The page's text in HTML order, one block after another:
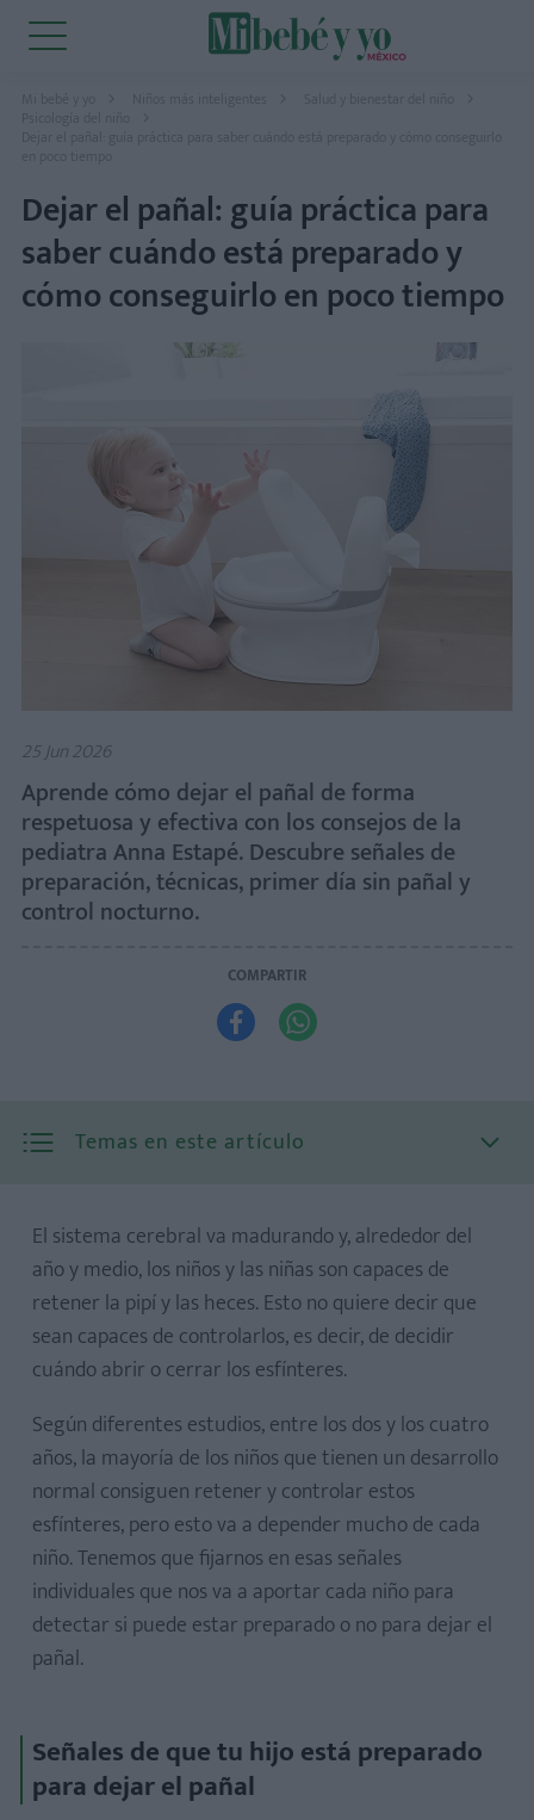
Mi bebé y yo Niños más inteligentes
Salud y bienestar del niño
Psicología del niño
Dejar el pañal: guía práctica para saber cuándo está preparado y cómo conseguirlo
en poco tiempo
Dejar el pañal: guía práctica para
saber cuándo está preparado y
cómo conseguirlo en poco tiempo
25 Jun 2026
Aprende cómo dejar el pañal de forma
respetuosa y efectiva con los consejos de la
pediatra Anna Estapé. Descubre señales de
preparación, técnicas, primer día sin pañal y
control nocturno.
COMPARTIR
 
Temas en este artículo
El sistema cerebral va madurando y, alrededor del
año y medio, los niños y las niñas son capaces de
retener la pipí y las heces. Esto no quiere decir que
sean capaces de controlarlos, es decir, de decidir
cuándo abrir o cerrar los esfínteres.
Según diferentes estudios, entre los dos y los cuatro
años, la mayoría de los niños que tienen un desarrollo
normal consiguen retener y controlar estos
esfínteres, pero esto va a depender mucho de cada
niño. Tenemos que fijarnos en esas señales
individuales que nos va a aportar cada niño para
detectar si puede estar preparado o no para dejar el
pañal.
Señales de que tu hijo está preparado
para dejar el pañal